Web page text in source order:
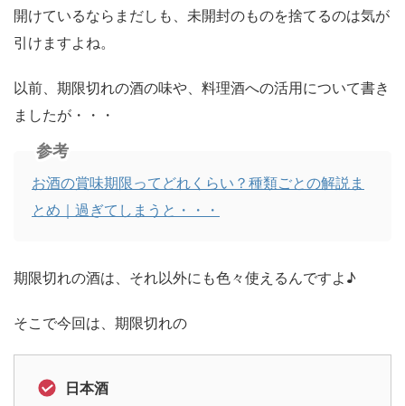
開けているならまだしも、未開封のものを捨てるのは気が
引けますよね。
以前、期限切れの酒の味や、料理酒への活用について書き
ましたが・・・
参考
お酒の賞味期限ってどれくらい？種類ごとの解説ま
とめ｜過ぎてしまうと・・・
期限切れの酒は、それ以外にも色々使えるんですよ♪
そこで今回は、期限切れの
日本酒